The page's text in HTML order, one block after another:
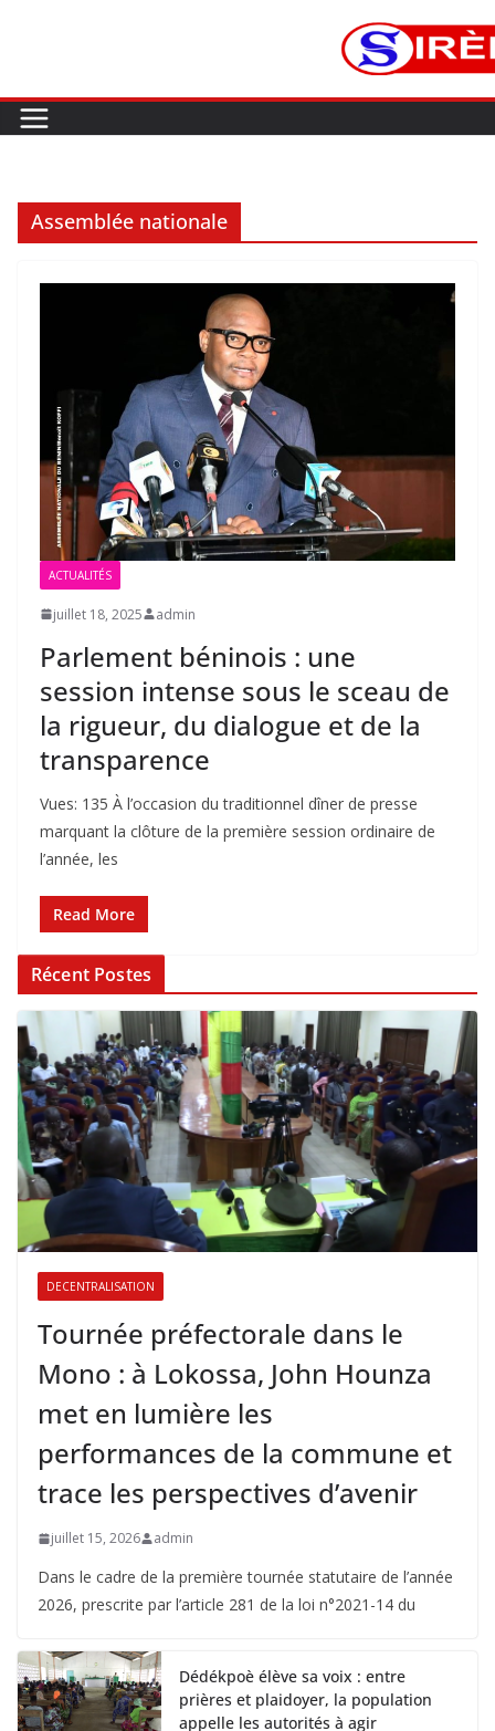
Assemblée nationale
ACTUALITÉS
juillet 18, 2025 admin
Parlement béninois : une
session intense sous le sceau de
la rigueur, du dialogue et de la
transparence
Vues: 135 À l’occasion du traditionnel dîner de presse
marquant la clôture de la première session ordinaire de
l’année, les
Read More
Récent Postes
DECENTRALISATION
Tournée préfectorale dans le
Mono : à Lokossa, John Hounza
met en lumière les
performances de la commune et
trace les perspectives d’avenir
juillet 15, 2026 admin
Dans le cadre de la première tournée statutaire de l’année
2026, prescrite par l’article 281 de la loi n°2021-14 du
Dédékpoè élève sa voix : entre
prières et plaidoyer, la population
appelle les autorités à agir